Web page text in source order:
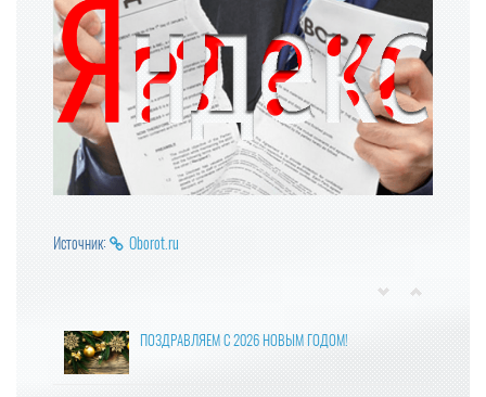
Источник: Oborot.ru
ПОЗДРАВЛЯЕМ С 2026 НОВЫМ ГОДОМ!